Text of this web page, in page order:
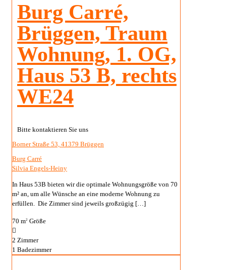
Burg Carré,
Brüggen, Traum
Wohnung, 1. OG,
Haus 53 B, rechts
WE24
Bitte kontaktieren Sie uns
Borner Straße 53, 41379 Brüggen
Burg Carré
Silvia Engels-Heiny
In Haus 53B bieten wir die optimale Wohnungsgröße von 70
m² an, um alle Wünsche an eine moderne Wohnung zu
erfüllen. Die Zimmer sind jeweils großzügig […]
70 m2 Größe
2 Zimmer
1 Badezimmer